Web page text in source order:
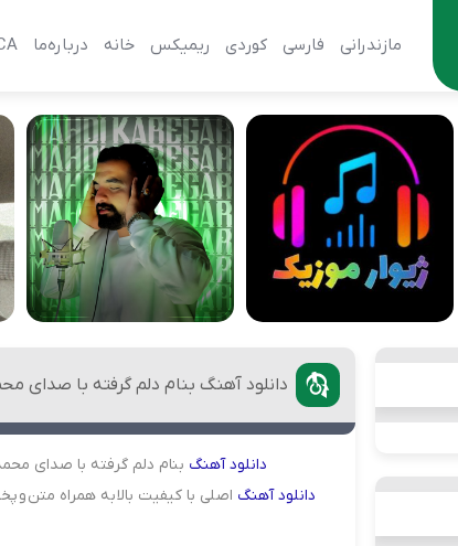
مازندرانی فارسی کوردی ریمیکس خانه درباره‌‌ما
دانلود آهنگ بنام دلم گرفته با صدای
دانلودآهنگ بنام دلم گرفته با صدای
دانلودآهنگ اصلی با کیفیت بالا به همراه متن و